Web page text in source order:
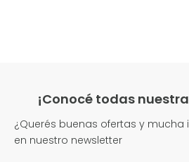
¡Conocé todas
¿Querés buenas ofertas y mucha
en nuestro newsletter